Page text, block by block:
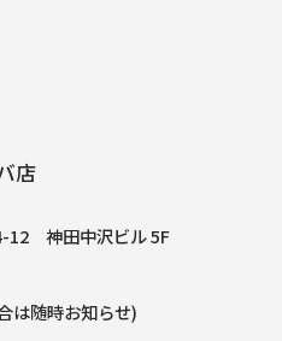
店
12 神田中沢ビル 5F
は随時お知らせ)